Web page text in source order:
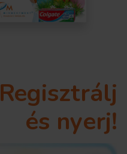
Regisztrálj
és nyerj!